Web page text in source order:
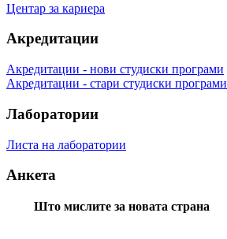
Центар за кариера
Акредитации
Акредитации - нови студиски програми
Акредитации - стари студиски програми
Лаборатории
Листа на лаборатории
Анкета
Што мислите за новата страна